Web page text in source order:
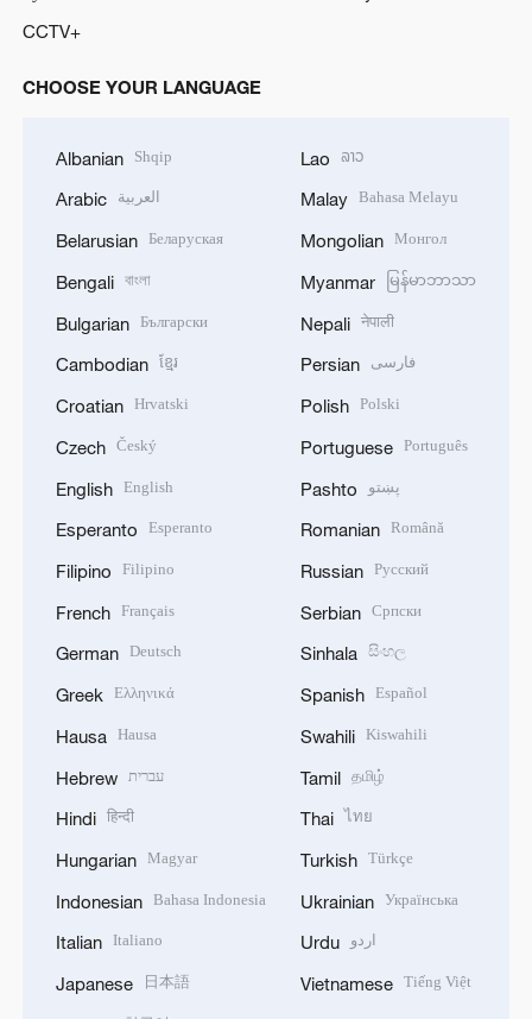
CCTV+
CHOOSE YOUR LANGUAGE
Albanian Shqip
Arabic العربية
Belarusian Беларуская
Bengali বাংলা
Bulgarian Български
Cambodian ខ្មែរ
Croatian Hrvatski
Czech Český
English English
Esperanto Esperanto
Filipino Filipino
French Français
German Deutsch
Greek Ελληνικά
Hausa Hausa
Hebrew עברית
Hindi हिन्दी
Hungarian Magyar
Indonesian Bahasa Indonesia
Italian Italiano
Japanese 日本語
Lao ລາວ
Malay Bahasa Melayu
Mongolian Монгол
Myanmar မြန်မာဘာသာ
Nepali नेपाली
Persian فارسی
Polish Polski
Portuguese Português
Pashto پښتو
Romanian Română
Russian Русский
Serbian Српски
Sinhala සිංහල
Spanish Español
Swahili Kiswahili
Tamil தமிழ்
Thai ไทย
Turkish Türkçe
Ukrainian Українська
Urdu اردو
Vietnamese Tiếng Việt